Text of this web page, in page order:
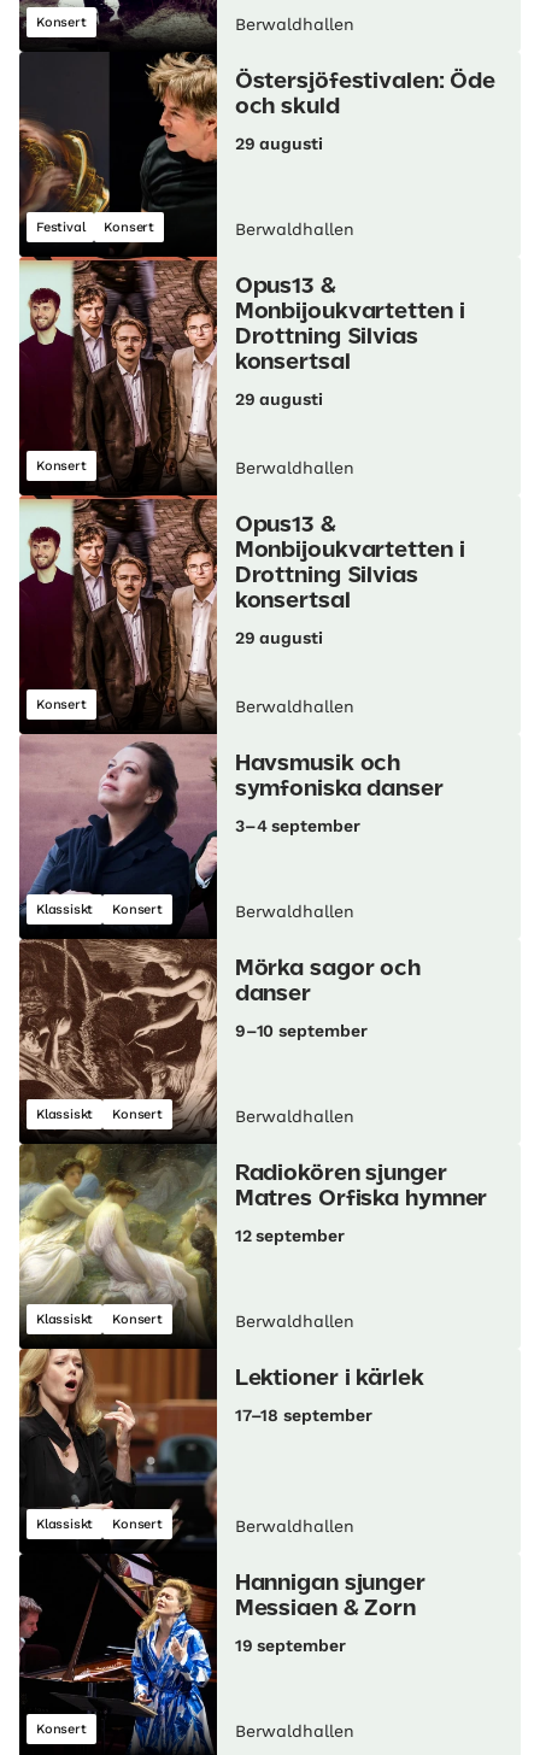
Konsert Berwaldhallen
Festival Konsert
Östersjöfestivalen: Öde
och skuld
29 augusti
Berwaldhallen
Konsert
Opus13 &
Monbijoukvartetten i
Drottning Silvias
konsertsal
29 augusti
Berwaldhallen
Konsert
Opus13 &
Monbijoukvartetten i
Drottning Silvias
konsertsal
29 augusti
Berwaldhallen
Klassiskt Konsert
Havsmusik och
symfoniska danser
3–4 september
Berwaldhallen
Klassiskt Konsert
Mörka sagor och
danser
9–10 september
Berwaldhallen
Klassiskt Konsert
Radiokören sjunger
Matres Orfiska hymner
12 september
Berwaldhallen
Klassiskt Konsert
Lektioner i kärlek
17–18 september
Berwaldhallen
Konsert
Hannigan sjunger
Messiaen & Zorn
19 september
Berwaldhallen